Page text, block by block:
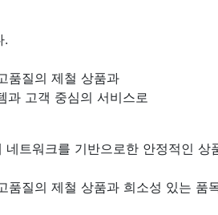
.
품질의 제철 상품과
과 고객 중심의 서비스로
네트워크를 기반으로한 안정적인 상
질의 제철 상품과 희소성 있는